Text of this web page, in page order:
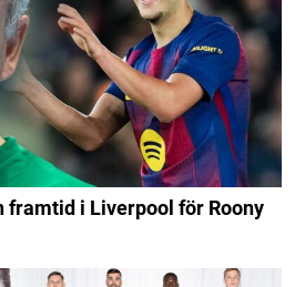
framtid i Liverpool för Roony